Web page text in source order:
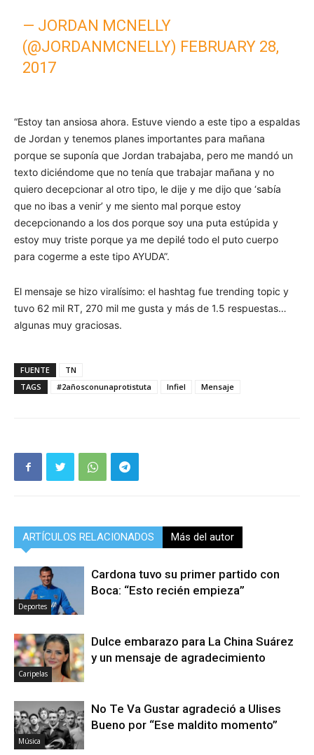
— JORDAN MCNELLY
(@JORDANMCNELLY) FEBRUARY 28,
2017
“Estoy tan ansiosa ahora. Estuve viendo a este tipo a espaldas
de Jordan y tenemos planes importantes para mañana
porque se suponía que Jordan trabajaba, pero me mandó un
texto diciéndome que no tenía que trabajar mañana y no
quiero decepcionar al otro tipo, le dije y me dijo que ‘sabía
que no ibas a venir’ y me siento mal porque estoy
decepcionando a los dos porque soy una puta estúpida y
estoy muy triste porque ya me depilé todo el puto cuerpo
para cogerme a este tipo AYUDA”.
El mensaje se hizo viralísimo: el hashtag fue trending topic y
tuvo 62 mil RT, 270 mil me gusta y más de 1.5 respuestas…
algunas muy graciosas.
FUENTE
TN
TAGS
#2añosconunaprotistuta Infiel Mensaje
ARTÍCULOS RELACIONADOS Más del autor
Deportes
Cardona tuvo su primer partido con
Boca: “Esto recién empieza”
Caripelas
Dulce embarazo para La China Suárez
y un mensaje de agradecimiento
Música
No Te Va Gustar agradeció a Ulises
Bueno por “Ese maldito momento”